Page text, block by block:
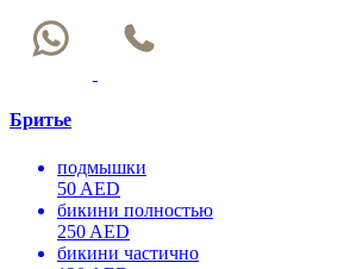
Бритье
подмышки
50 AED
бикини полностью
250 AED
бикини частично